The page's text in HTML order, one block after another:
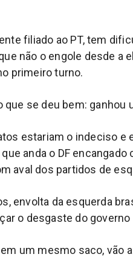
filiado ao PT, tem
não o engole desde
primeiro turno.
que se deu bem: ganhou
estariam o indeciso e
anda o DF
aval dos partidos de
envolta da esquerda
o desgaste do
um mesmo saco, vão